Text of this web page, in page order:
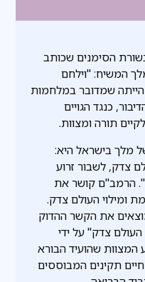
הסימנים שכותב
המשיח: "וילחם
שמדובר במלחמות
כנגד הגויים
תורה ומצוות.
מלך בישראל היא:
צדק, לשבור זרוע
הרמב"ם קושר את
העולם צדק.
את הקשר ההדוק
צדק" על ידי
שהועיד הבורא
תקינים המבוססים